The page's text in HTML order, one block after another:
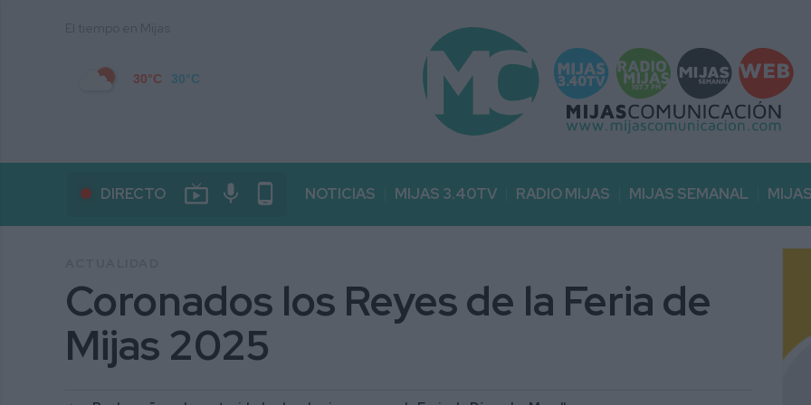
30°C 30°C
DIRECTO live_tv mic phone_android NOTICIAS MIJAS 3.40TV RADIO MIJAS MIJAS SEMANAL
Coronados los Reyes de la Feria de
Mijas 2025